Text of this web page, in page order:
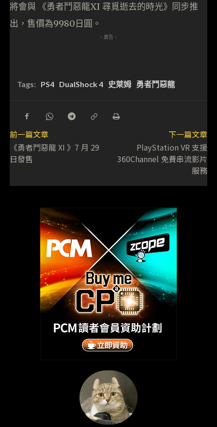
將會與 《勇者鬥惡龍XI 尋覓逝去的時光》同步推
出，售價為9980日圓。
- 廣告 -
Tags: PS4 DualShock 4 史萊姆 勇者鬥惡龍
前一篇文章
《勇者鬥惡龍 XI 》7 月 29
日發售
下一篇文章
PlayStation VR 支援
360Channel 免費串流影片
服務